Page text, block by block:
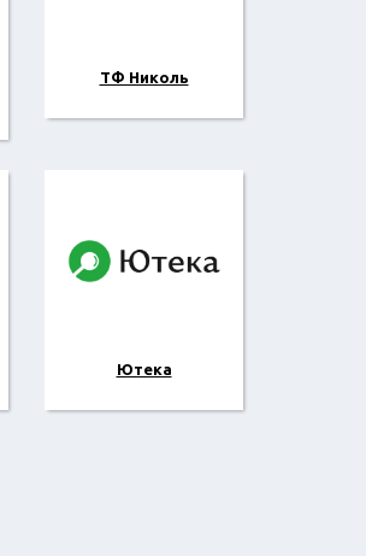
ТФ Николь
Ютека